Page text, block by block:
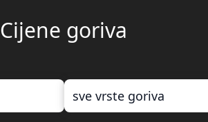
Cijene goriva
sve vrste goriva